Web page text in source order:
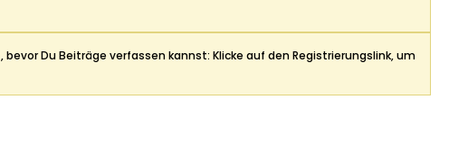
, bevor Du Beiträge verfassen kannst: Klicke auf den Registrierungslink, um